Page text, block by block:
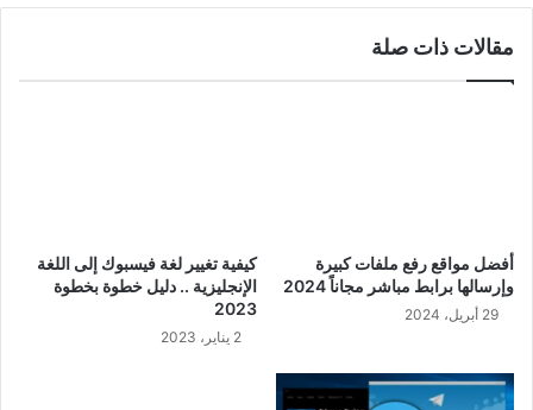
مقالات ذات صلة
أفضل مواقع رفع ملفات كبيرة
وإرسالها برابط مباشر مجاناً 2024
29 أبريل، 2024
كيفية تغيير لغة فيسبوك إلى اللغة
الإنجليزية .. دليل خطوة بخطوة
2023
2 يناير، 2023